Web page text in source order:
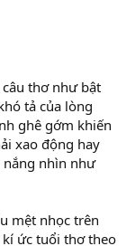
thơ như bật
tả của lòng
ghê gớm khiến
xao động hay
nắng nhìn như
mệt nhọc trên
ức tuổi thơ theo